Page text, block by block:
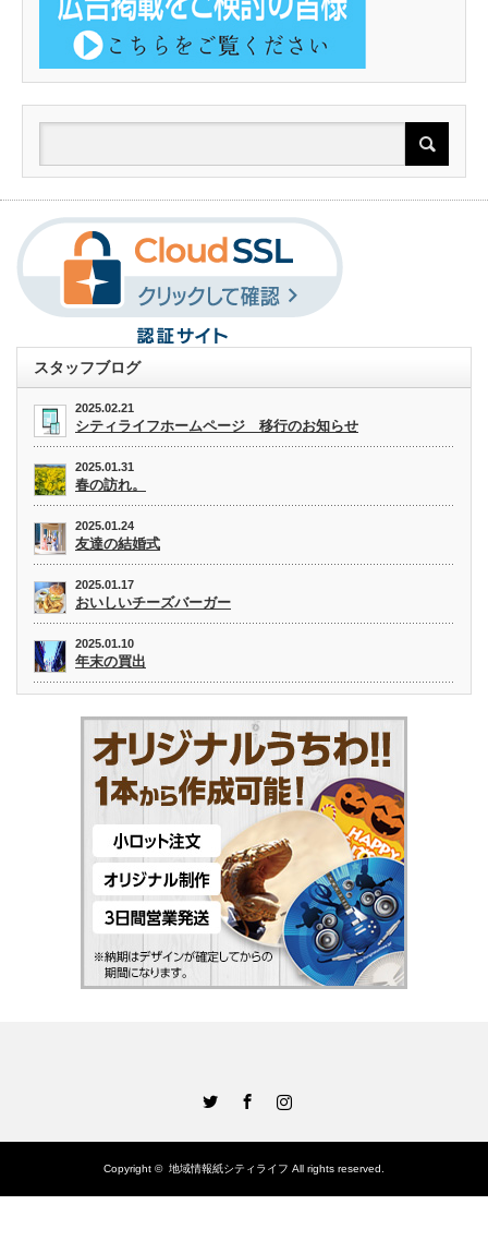
スタッフブログ
2025.02.21
シティライフホームページ 移行のお知らせ
2025.01.31
春の訪れ。
2025.01.24
友達の結婚式
2025.01.17
おいしいチーズバーガー
2025.01.10
年末の買出
Copyright © 地域情報紙シティライフ All rights reserved.